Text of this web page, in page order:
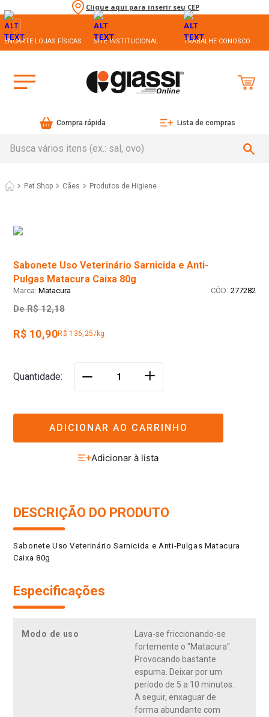
Clique aqui para inserir seu CEP
ENCARTE LOJAS FÍSICAS SITE INSTITUCIONAL TRABALHE CONOSCO
Compra rápida Lista de compras
Pet Shop Cães Produtos de Higiene
Sabonete Uso Veterinário Sarnicida e Anti-
Pulgas Matacura Caixa 80g
Matacura : 277282
De R$ 12,18
R$ 10,90R$ 136,25/kg
Quantidade ＋
ADICIONAR AO CARRINHO
DESCRIÇÃO DO PRODUTO
Sabonete Uso Veterinário Sarnicida e Anti-Pulgas Matacura
Caixa 80g
Especificações
Modo de uso
Lava-se friccionando-se
fortemente o "Matacura".
Provocando bastante
espuma. Deixar por um
período de 5 a 10 minutos.
A seguir, enxaguar de
forma abundante com